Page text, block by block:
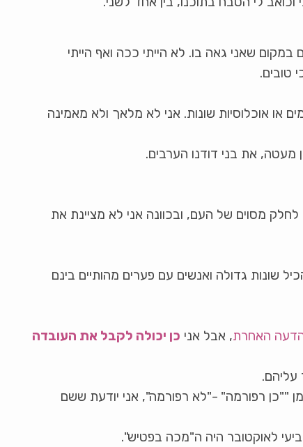
שאני גאה בו. לא הייתי ככה ואף הייתי
טובים.
או אוכלוסיות שונות. אני לא מלאך ולא מאמינה
מעטה, את בני דודנו הערבים.
מסוים של העם, ובכוונה אני לא מציינת את
שונות גדולה ואנשים עם פערים מהותיים בינם
האחרת, אבל אני כן יכולה לקבל את העובדה
עליהם.
""כן רפורמה" -"לא רפורמה", אני יודעת ששם
לאוקטובר היה ה"מכה בפטיש".